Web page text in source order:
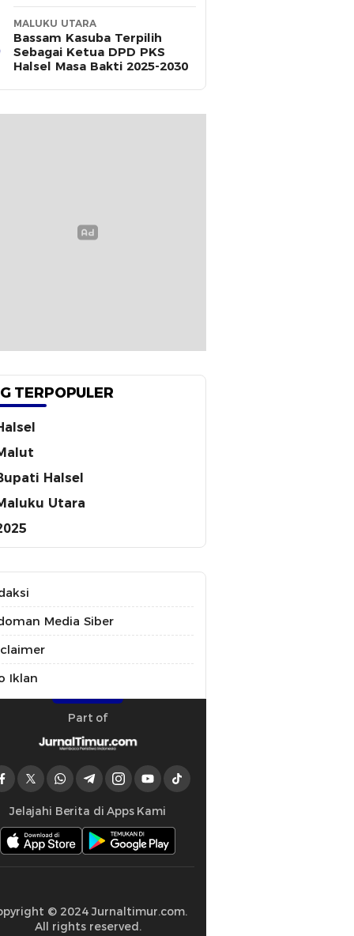
MALUKU UTARA
Bassam Kasuba Terpilih
Sebagai Ketua DPD PKS
Halsel Masa Bakti 2025-2030
TERPOPULER
Halsel
Utara
Media Siber
Iklan
Part of
Jelajahi Berita di Apps Kami
© 2024 Jurnaltimur.com.
All rights reserved.